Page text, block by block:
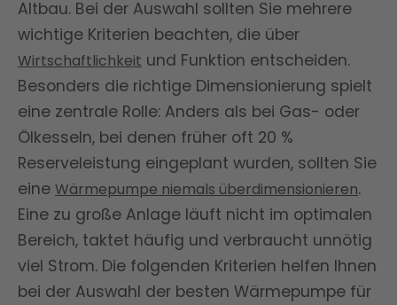
Sicherheit in kalten Winternächten.
Altbau. Bei der Auswahl sollten Sie mehrere
wichtige Kriterien beachten, die über
Wirtschaftlichkeit und Funktion entscheiden.
Besonders die richtige Dimensionierung spielt
eine zentrale Rolle: Anders als bei Gas- oder
Ölkesseln, bei denen früher oft 20 %
Reserveleistung eingeplant wurden, sollten Sie
eine Wärmepumpe niemals überdimensionieren.
Eine zu große Anlage läuft nicht im optimalen
Bereich, taktet häufig und verbraucht unnötig
viel Strom. Die folgenden Kriterien helfen Ihnen
bei der Auswahl der besten Wärmepumpe für